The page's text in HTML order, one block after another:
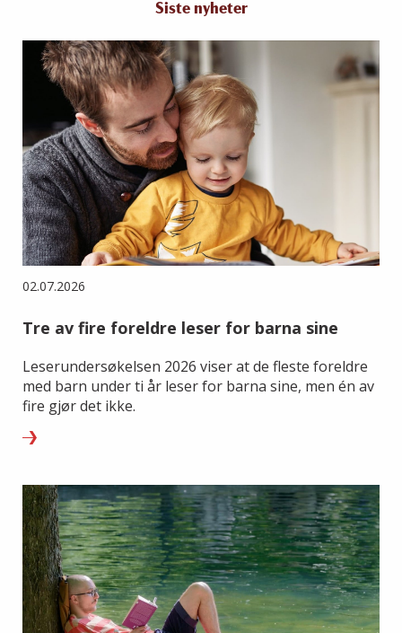
Siste nyheter
02.07.2026
Tre av fire foreldre leser for barna sine
Leserundersøkelsen 2026 viser at de fleste foreldre
med barn under ti år leser for barna sine, men én av
fire gjør det ikke.